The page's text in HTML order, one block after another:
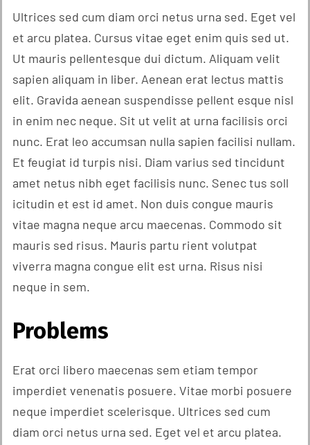
Ultrices sed cum diam orci netus urna sed. Eget vel
et arcu platea. Cursus vitae eget enim quis sed ut.
Ut mauris pellentesque dui dictum. Aliquam velit
sapien aliquam in liber. Aenean erat lectus mattis
elit. Gravida aenean suspendisse pellent esque nisl
in enim nec neque. Sit ut velit at urna facilisis orci
nunc. Erat leo accumsan nulla sapien facilisi nullam.
Et feugiat id turpis nisi. Diam varius sed tincidunt
amet netus nibh eget facilisis nunc. Senec tus soll
icitudin et est id amet. Non duis congue mauris
vitae magna neque arcu maecenas. Commodo sit
mauris sed risus. Mauris partu rient volutpat
viverra magna congue elit est urna. Risus nisi
neque in sem.
Problems
Erat orci libero maecenas sem etiam tempor
imperdiet venenatis posuere. Vitae morbi posuere
neque imperdiet scelerisque. Ultrices sed cum
diam orci netus urna sed. Eget vel et arcu platea.